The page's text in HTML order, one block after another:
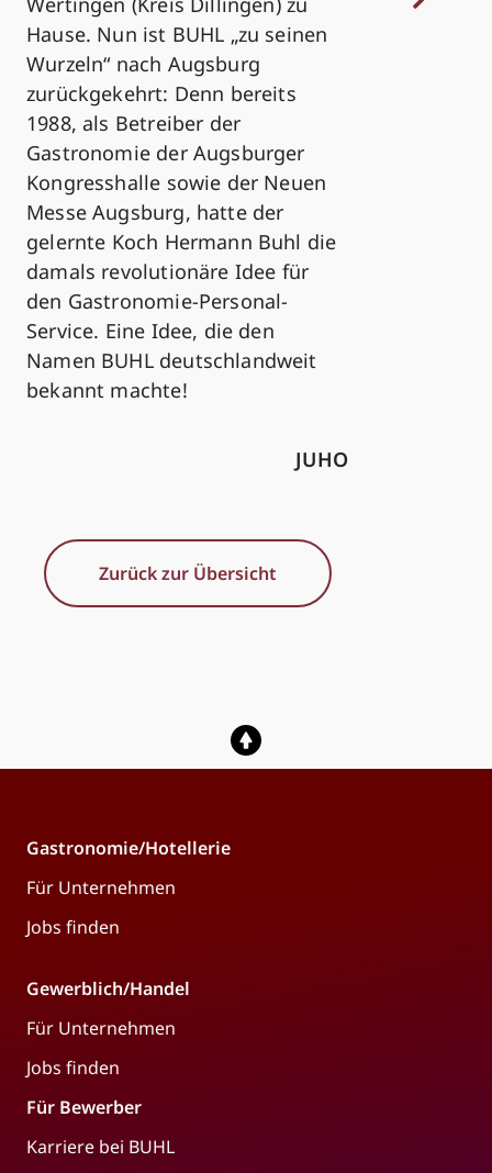
Hause. Nun ist BUHL „zu seinen
Wurzeln“ nach Augsburg
zurückgekehrt: Denn bereits
1988, als Betreiber der
Gastronomie der Augsburger
Kongresshalle sowie der Neuen
Messe Augsburg, hatte der
gelernte Koch Hermann Buhl die
damals revolutionäre Idee für
den Gastronomie-Personal-
Service. Eine Idee, die den
Namen BUHL deutschlandweit
bekannt machte!
JUHO
Zurück zur Übersicht
Gastronomie/Hotellerie
Für Unternehmen
Jobs finden
Gewerblich/Handel
Für Unternehmen
Jobs finden
Für Bewerber
Karriere bei BUHL